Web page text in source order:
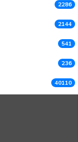
2286
2144
541
236
40110